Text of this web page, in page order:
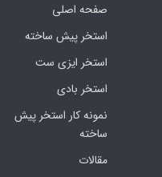
صفحه اصلی
استخر پیش ساخته
استخر ایزی ست
استخر بادی
نمونه کار استخر پیش
ساخته
مقالات